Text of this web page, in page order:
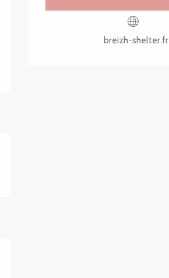
breizh-shelter.fr